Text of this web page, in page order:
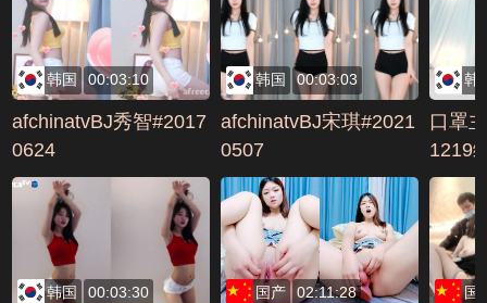
韩国 00:03:10
afchinatvBJ秀智#2017
0624
韩国 00:03:03
afchinatvBJ宋琪#2021
0507
韩
口罩
1219
韩国 00:03:30 国产 02:11:28 国